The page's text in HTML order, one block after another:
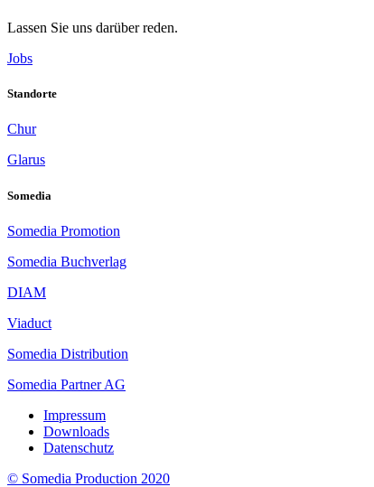
Lassen Sie uns darüber reden.
Jobs
Standorte
Chur
Glarus
Somedia
Somedia Promotion
Somedia Buchverlag
DIAM
Viaduct
Somedia Distribution
Somedia Partner AG
Impressum
Downloads
Datenschutz
© Somedia Production 2020